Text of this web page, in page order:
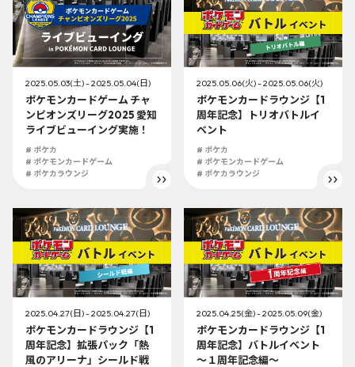
2025.05.03(土) - 2025.05.04(日)
ポケモンカードゲーム チャ
ンピオンズリーグ2025 愛知
ライブビューイング実施！
# ポケカ
# ポケモンカードゲーム
# ポケカラウンジ
2025.05.06(火) - 2025.05.06(火)
ポケモンカードラウンジ【1
周年記念】トリオバトルイ
ベント
# ポケカ
# ポケモンカードゲーム
# ポケカラウンジ
2025.04.27(日) - 2025.04.27(日)
ポケモンカードラウンジ【1
周年記念】拡張パック「熱
風のアリーナ」シールド戦
2025.04.25(金) - 2025.05.09(金)
ポケモンカードラウンジ【1
周年記念】バトルイベント
～１周年記念編～